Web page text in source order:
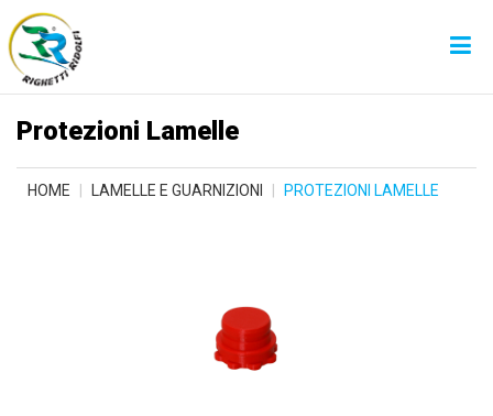
Protezioni Lamelle
HOME LAMELLE E GUARNIZIONI PROTEZIONI LAMELLE